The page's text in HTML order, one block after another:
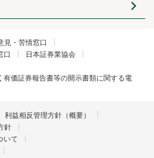
見・苦情窓口
口
日本証券業協会
有価証券報告書等の開示書類に関する電
利益相反管理方針（概要）
針
いて